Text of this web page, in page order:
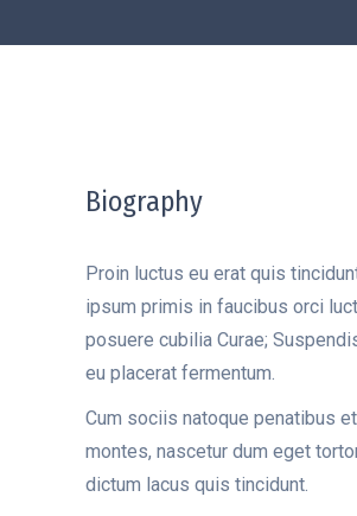
Biography
Proin luctus eu erat quis
ipsum primis in faucibus orci
posuere cubilia Curae;
eu placerat fermentum.
Cum sociis natoque penatibus
montes, nascetur dum eget
dictum lacus quis tincidunt.